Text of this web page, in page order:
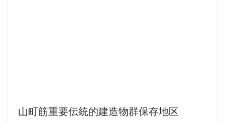
山町筋重要伝統的建造物群保存地区